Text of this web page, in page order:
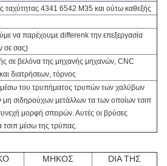
4341 6542 M35 και ούτω καθεξής
να παρέχουμε differenk την επεξεργασία
σε σας)
σε βελόνα της μηχανής μηχανών, CNC
διατρήσεων, τόρνος
μέσω του τρυπήματος τρυπών των χαλύβων
μη σιδηρούχων μετάλλων τα των οποίων τσιπ
μορφή σπειρών. Αυτές οι βρύσες
μέσω της τρύπας.
ΜΗΚΟΣ
DIA ΤΗΣ